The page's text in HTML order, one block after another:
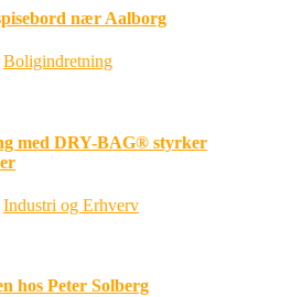
nær Aalborg
Boligindretning
med DRY-BAG® styrker
Industri og Erhverv
hos Peter Solberg